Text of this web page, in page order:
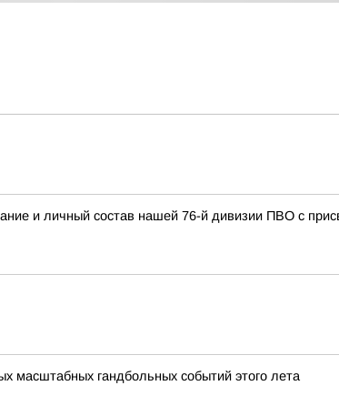
и личный состав нашей 76-й дивизии ПВО с
масштабных гандбольных событий этого лета